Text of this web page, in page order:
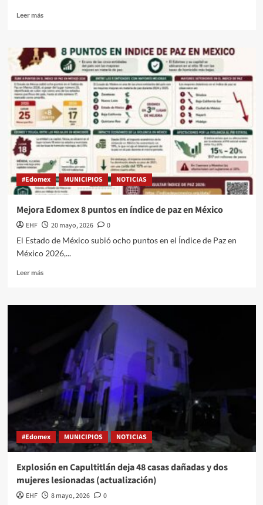
Leer más
#Edomex MUNICIPIOS NOTICIAS
Mejora Edomex 8 puntos en índice de paz en México
EHF 20 mayo, 2026
0
El Estado de México subió ocho puntos en el Índice de Paz en
México 2026,...
Leer más
#Edomex MUNICIPIOS NOTICIAS
Explosión en Capultitlán deja 48 casas dañadas y dos
mujeres lesionadas (actualización)
EHF 8 mayo, 2026
0